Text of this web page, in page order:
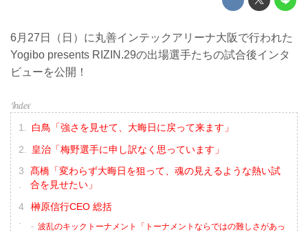
6月27日（日）に丸善インテックアリーナ大阪で行われた
Yogibo presents RIZIN.29の出場選手たちの試合後インタ
ビューを公開！
白鳥「強さを見せて、大晦日に戻って来ます」
皇治「梅野選手に申し訳なく思っています」
髙橋「変わらず大晦日を狙って、魂の見えるような熱い試
合を見せたい」
榊原信行CEO 総括
波乱のキックトーナメント「トーナメントならではの難しさがあっ